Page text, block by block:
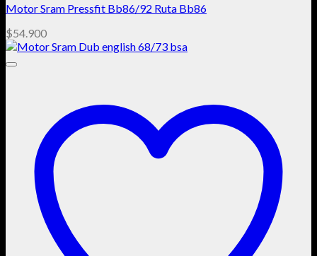
Motor Sram Pressfit Bb86/92 Ruta Bb86
$54.900